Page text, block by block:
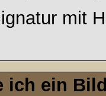
mit
ich ein